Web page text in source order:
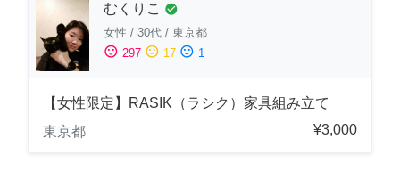
むくりこ check_circle
女性 / 30代 / 東京都
sentiment_satisfied 297 sentiment_neutral 17 sentiment_dissatisfied 1
【女性限定】RASIK（ラシク）家具組み立て
東京都
¥3,000